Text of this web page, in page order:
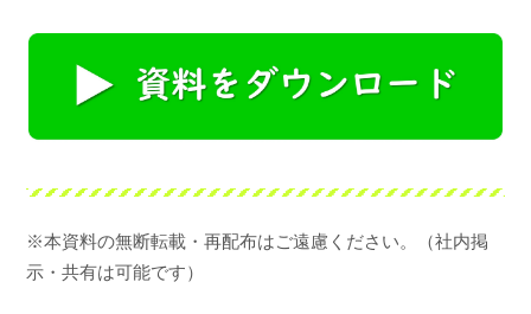
※本資料の無断転載・再配布はご遠慮ください。（社内掲
示・共有は可能です）